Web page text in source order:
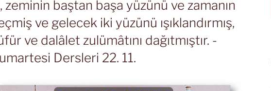
zeminin baştan başa yüzünü ve zamanın
ve gelecek iki yüzünü ışıklandırmış,
ve dalâlet zulümâtını dağıtmıştır. -
Dersleri 22. 11.